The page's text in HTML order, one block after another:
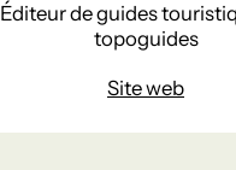
Éditeur de guides
topoguides
Site web